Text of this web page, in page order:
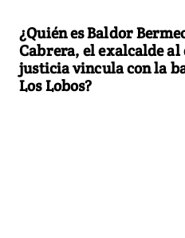
¿Quién es Baldor
Cabrera, el exalcalde al
justicia vincula con la
Los Lobos?